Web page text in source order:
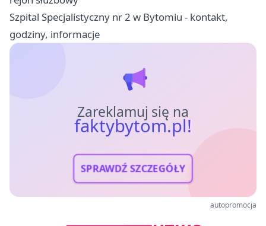
Szpital Specjalistyczny nr 2 w Bytomiu - kontakt,
godziny, informacje
Zareklamuj się na
faktybytom.pl!
SPRAWDŹ SZCZEGÓŁY
autopromocja